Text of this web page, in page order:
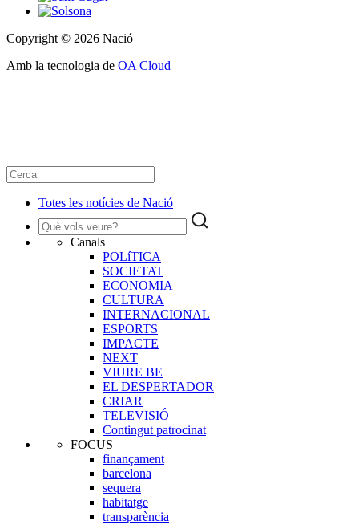
Copyright © 2026 Nació
Amb la tecnologia de OA Cloud
Totes les notícies de Nació
Canals
POLíTICA
SOCIETAT
ECONOMIA
CULTURA
INTERNACIONAL
ESPORTS
IMPACTE
NEXT
VIURE BE
EL DESPERTADOR
CRIAR
TELEVISIÓ
Contingut patrocinat
FOCUS
finançament
barcelona
sequera
habitatge
transparència